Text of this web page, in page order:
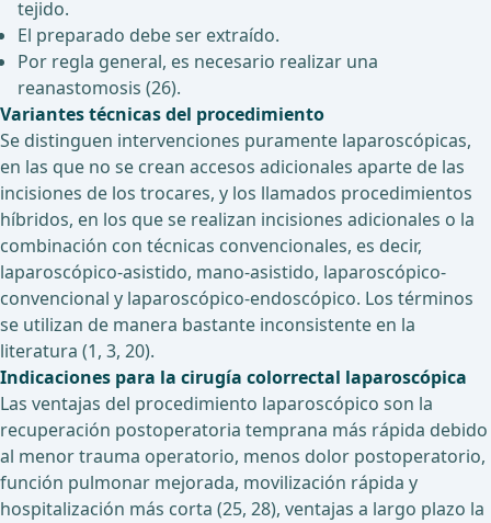
tejido.
El preparado debe ser extraído.
Por regla general, es necesario realizar una
reanastomosis (26).
Variantes técnicas del procedimiento
Se distinguen intervenciones puramente laparoscópicas,
en las que no se crean accesos adicionales aparte de las
incisiones de los trocares, y los llamados procedimientos
híbridos, en los que se realizan incisiones adicionales o la
combinación con técnicas convencionales, es decir,
laparoscópico-asistido, mano-asistido, laparoscópico-
convencional y laparoscópico-endoscópico. Los términos
se utilizan de manera bastante inconsistente en la
literatura (1, 3, 20).
Indicaciones para la cirugía colorrectal laparoscópica
Las ventajas del procedimiento laparoscópico son la
recuperación postoperatoria temprana más rápida debido
al menor trauma operatorio, menos dolor postoperatorio,
función pulmonar mejorada, movilización rápida y
hospitalización más corta (25, 28), ventajas a largo plazo la